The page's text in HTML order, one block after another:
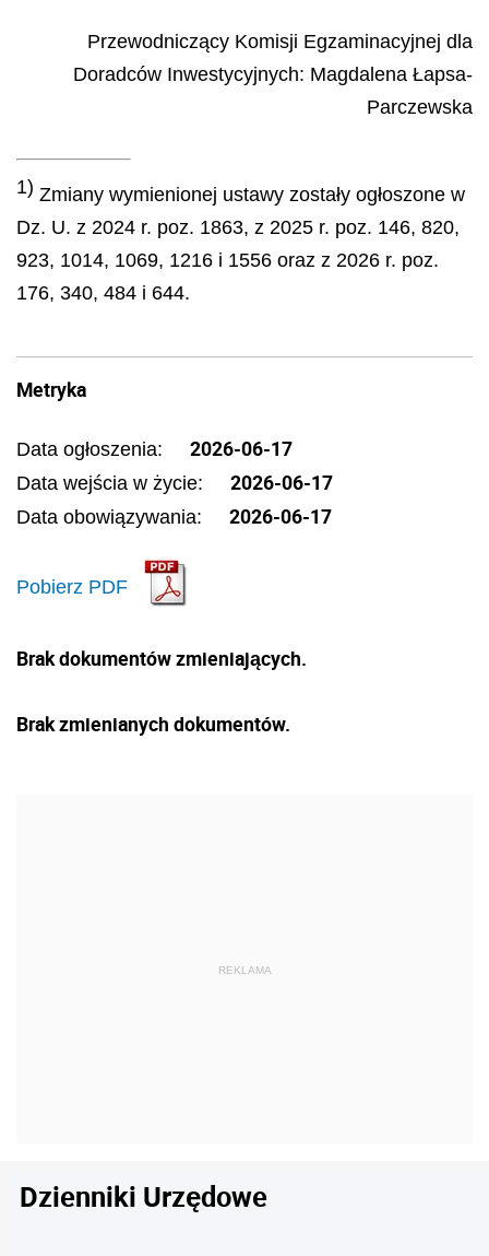
Przewodniczący Komisji Egzaminacyjnej dla
Doradców Inwestycyjnych: Magdalena Łapsa-
Parczewska
1) Zmiany wymienionej ustawy zostały ogłoszone w
Dz. U. z 2024 r. poz. 1863, z 2025 r. poz. 146, 820,
923, 1014, 1069, 1216 i 1556 oraz z 2026 r. poz.
176, 340, 484 i 644.
Metryka
Data ogłoszenia: 2026-06-17
Data wejścia w życie: 2026-06-17
Data obowiązywania: 2026-06-17
Pobierz PDF
Brak dokumentów zmieniających.
Brak zmienianych dokumentów.
Dzienniki Urzędowe